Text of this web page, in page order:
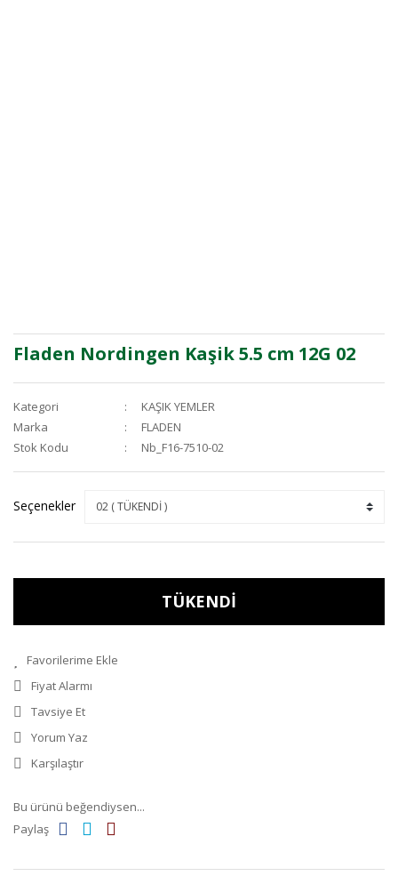
Fladen Nordingen Kaşik 5.5 cm 12G 02
Kategori
KAŞIK YEMLER
Marka
FLADEN
Stok Kodu
Nb_F16-7510-02
Seçenekler
TÜKENDİ
Fiyat Alarmı
Tavsiye Et
Yorum Yaz
Karşılaştır
Bu ürünü beğendiysen...
Paylaş